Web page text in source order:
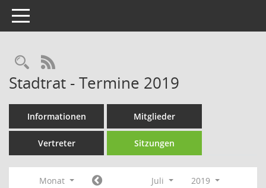
Toggle navigation
Rechercheauswahl
RSS-Feed
Stadtrat - Termine 2019
Informationen Mitglieder
Vertreter Sitzungen
Monat Juli
2019